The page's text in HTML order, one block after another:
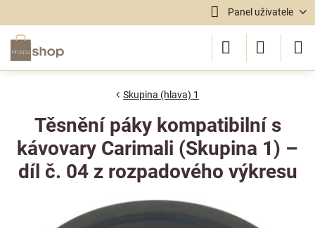
Panel uživatele
Skupina (hlava) 1
Těsnění páky kompatibilní s
kávovary Carimali (Skupina 1) –
díl č. 04 z rozpadového výkresu